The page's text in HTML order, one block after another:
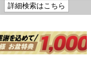
詳細検索はこちら